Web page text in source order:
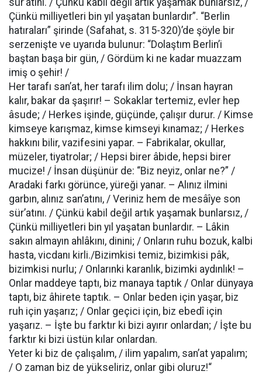
sür’atını. / Çünkü kabil değil artık yaşamak bunlarsız, /
Çünkü milliyetleri bin yıl yaşatan bunlardır”. “Berlin
hatıraları” şirinde (Safahat, s. 315-320)’de şöyle bir
serzenişte ve uyarıda bulunur: “Dolaştım Berlin’i
baştan başa bir gün, / Gördüm ki ne kadar muazzam
imiş o şehir! /
Her tarafı san’at, her tarafı ilim dolu; / İnsan hayran
kalır, bakar da şaşırır! – Sokaklar tertemiz, evler hep
âsude; / Herkes işinde, güçünde, çalışır durur. / Kimse
kimseye karışmaz, kimse kimseyi kınamaz; / Herkes
hakkını bilir, vazifesini yapar. – Fabrikalar, okullar,
müzeler, tiyatrolar; / Hepsi birer âbide, hepsi birer
mucize! / İnsan düşünür de: “Biz neyiz, onlar ne?” /
Aradaki farkı görünce, yüreği yanar. – Alınız ilmini
garbın, alınız san’atını, / Veriniz hem de mesâîye son
sür’atını. / Çünkü kabil değil artık yaşamak bunlarsız, /
Çünkü milliyetleri bin yıl yaşatan bunlardır. – Lâkin
sakın almayın ahlâkını, dinini; / Onların ruhu bozuk, kalbi
hasta, vicdanı kirli./Bizimkisi temiz, bizimkisi pâk,
bizimkisi nurlu; / Onlarınki karanlık, bizimki aydınlık! –
Onlar maddeye taptı, biz manaya taptık / Onlar dünyaya
taptı, biz âhirete taptık. – Onlar beden için yaşar, biz
ruh için yaşarız; / Onlar geçici için, biz ebedî için
yaşarız. – İşte bu farktır ki bizi ayırır onlardan; / İşte bu
farktır ki bizi üstün kılar onlardan.
Yeter ki biz de çalışalım, / ilim yapalım, san’at yapalım;
/ O zaman biz de yükseliriz, onlar gibi oluruz!“